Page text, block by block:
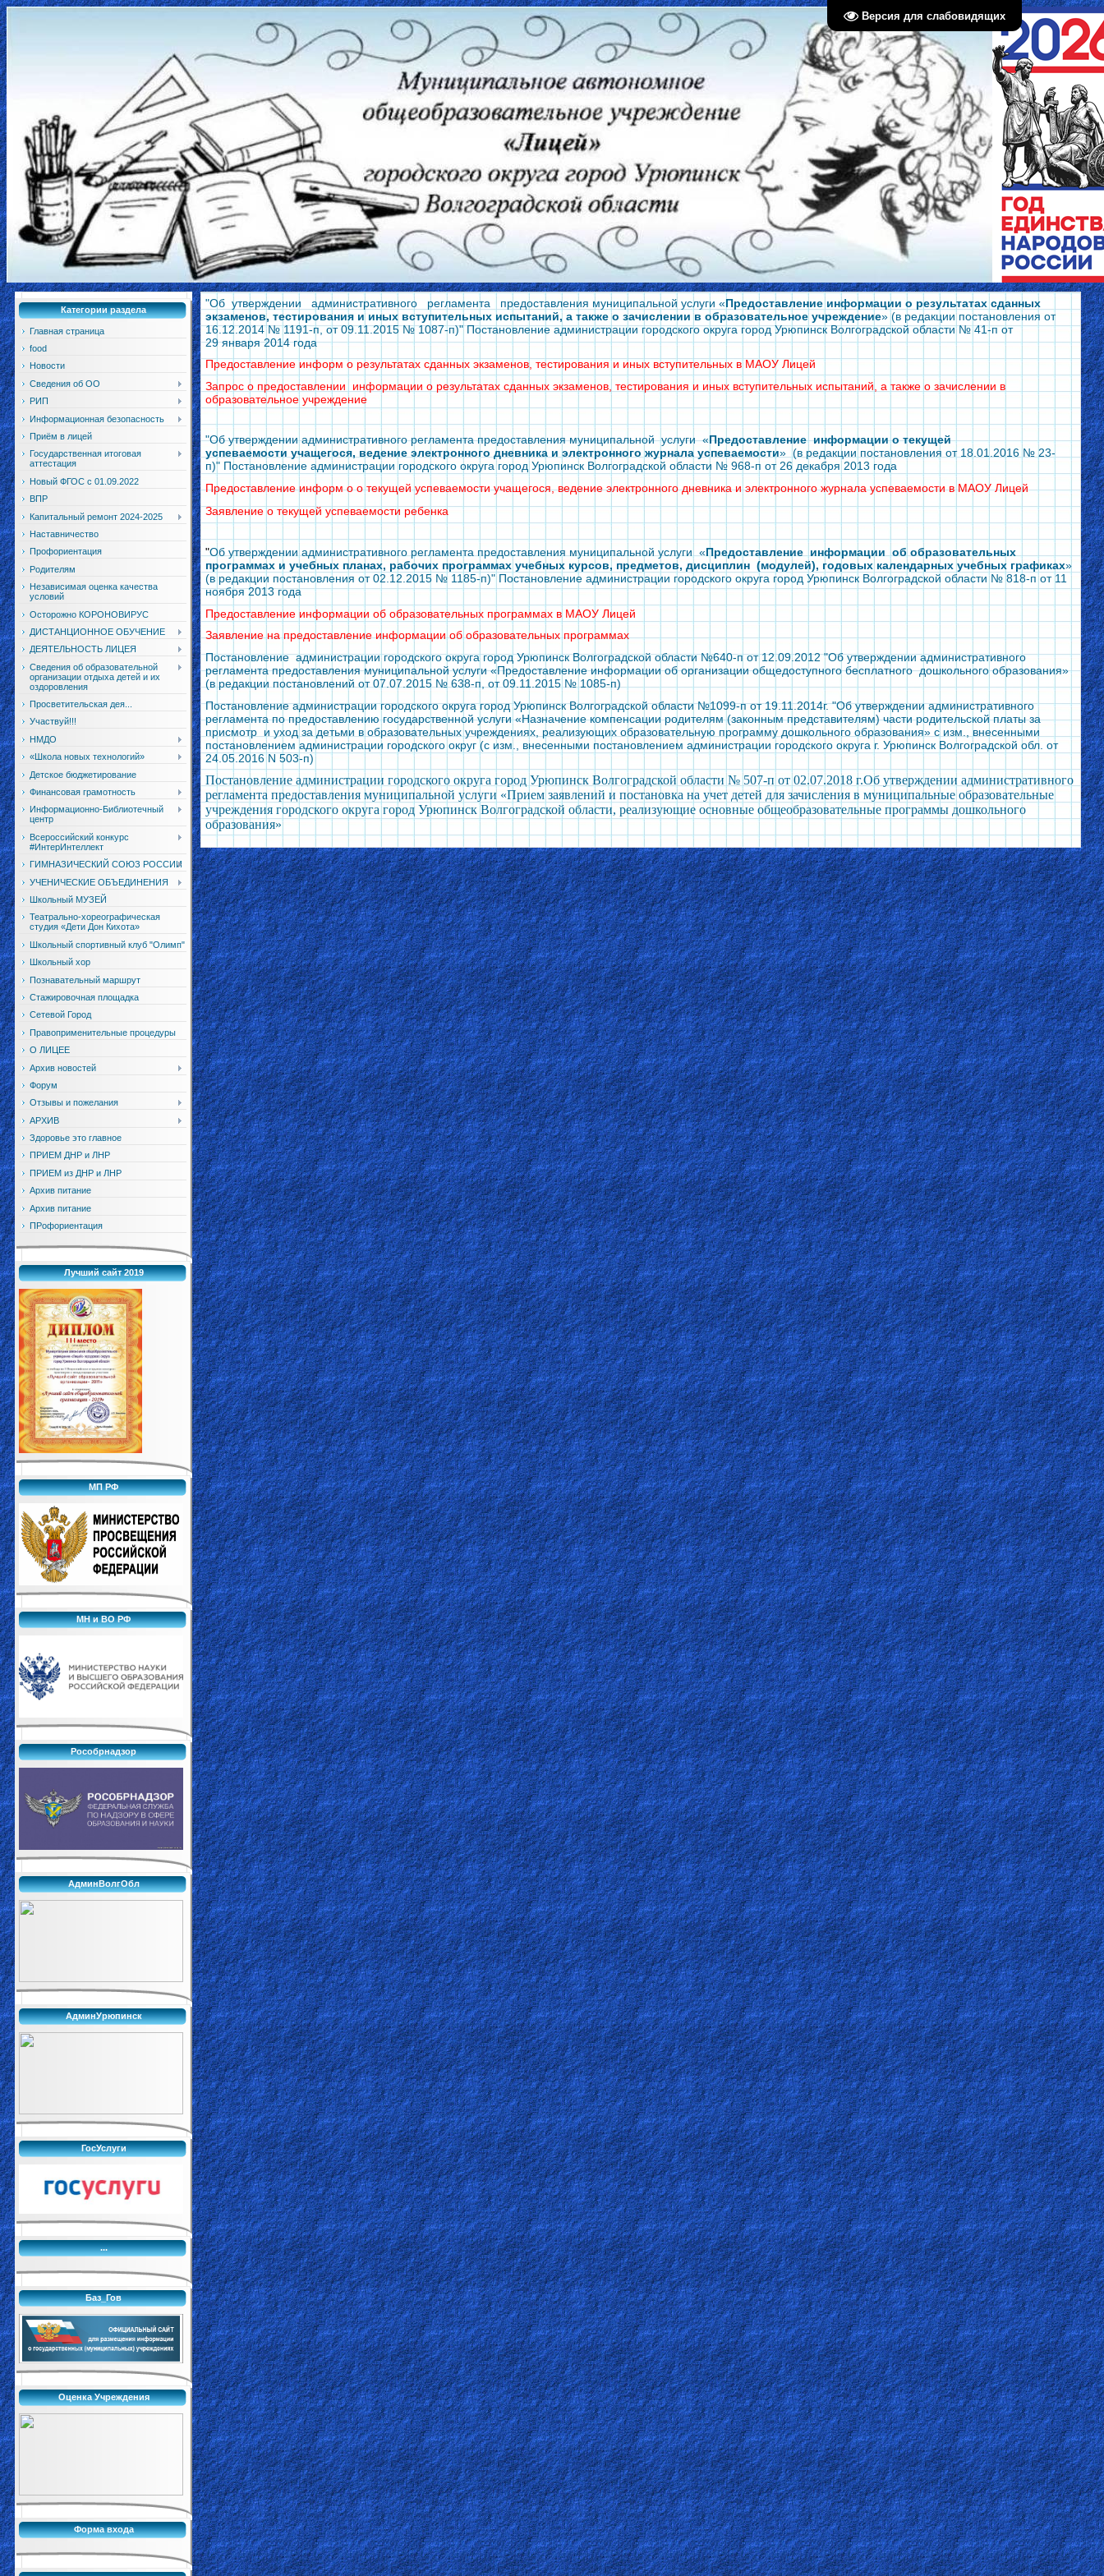
Версия для слабовидящих
Категории раздела
Главная страница
food
Новости
Сведения об ОО
РИП
Информационная безопасность
Приём в лицей
Государственная итоговая
аттестация
Новый ФГОС с 01.09.2022
ВПР
Капитальный ремонт 2024-2025
Наставничество
Профориентация
Родителям
Независимая оценка качества
условий
Осторожно КОРОНОВИРУС
ДИСТАНЦИОННОЕ ОБУЧЕНИЕ
ДЕЯТЕЛЬНОСТЬ ЛИЦЕЯ
Сведения об образовательной
организации отдыха детей и их
оздоровления
Просветительская дея...
Участвуй!!!
НМДО
«Школа новых технологий»
Детское бюджетирование
Финансовая грамотность
Информационно-Библиотечный
центр
Всероссийский конкурс
#ИнтерИнтеллект
ГИМНАЗИЧЕСКИЙ СОЮЗ РОССИИ
УЧЕНИЧЕСКИЕ ОБЪЕДИНЕНИЯ
Школьный МУЗЕЙ
Театрально-хореографическая
студия «Дети Дон Кихота»
Школьный спортивный клуб "Олимп"
Школьный хор
Познавательный маршрут
Стажировочная площадка
Сетевой Город
Правоприменительные процедуры
О ЛИЦЕЕ
Архив новостей
Форум
Отзывы и пожелания
АРХИВ
Здоровье это главное
ПРИЕМ ДНР и ЛНР
ПРИЕМ из ДНР и ЛНР
Архив питание
Архив питание
ПРофориентация
Лучший сайт 2019
МП РФ
МН и ВО РФ
Рособрнадзор
АдминВолгОбл
АдминУрюпинск
ГосУслуги
...
Баз_Гов
Оценка Учреждения
Форма входа
"Об утверждении административного регламента предоставления муниципальной услуги «Предоставление информации о результатах сданных
экзаменов, тестирования и иных вступительных испытаний, а также о зачислении в образовательное учреждение» (в редакции постановления от
16.12.2014 № 1191-п, от 09.11.2015 № 1087-п)" Постановление администрации городского округа город Урюпинск Волгоградской области № 41-п от
29 января 2014 года
Предоставление информ о результатах сданных экзаменов, тестирования и иных вступительных в МАОУ Лицей
Запрос о предоставлении информации о результатах сданных экзаменов, тестирования и иных вступительных испытаний, а также о зачислении в
образовательное учреждение
"Об утверждении административного регламента предоставления муниципальной услуги «Предоставление информации о текущей
успеваемости учащегося, ведение электронного дневника и электронного журнала успеваемости» (в редакции постановления от 18.01.2016 № 23-
п)" Постановление администрации городского округа город Урюпинск Волгоградской области № 968-п от 26 декабря 2013 года
Предоставление информ о о текущей успеваемости учащегося, ведение электронного дневника и электронного журнала успеваемости в МАОУ Лицей
Заявлениео текущей успеваемости ребенка
"Об утверждении административного регламента предоставления муниципальной услуги «Предоставление информации об образовательных
программах и учебных планах, рабочих программах учебных курсов, предметов, дисциплин (модулей), годовых календарных учебных графиках»
(в редакции постановления от 02.12.2015 № 1185-п)" Постановление администрации городского округа город Урюпинск Волгоградской области № 818-п от 11
ноября 2013 года
Предоставление информации об образовательных программах в МАОУ Лицей
Заявление на предоставление информации об образовательных программах
Постановление администрации городского округа город Урюпинск Волгоградской области №640-п от 12.09.2012 "Об утверждении административного
регламента предоставления муниципальной услуги «Предоставление информации об организации общедоступного бесплатного дошкольного образования»
(в редакции постановлений от 07.07.2015 № 638-п, от 09.11.2015 № 1085-п)
Постановление администрации городского округа город Урюпинск Волгоградской области №1099-п от 19.11.2014г. "Об утверждении административного
регламента по предоставлению государственной услуги «Назначение компенсации родителям (законным представителям) части родительской платы за
присмотр и уход за детьми в образовательных учреждениях, реализующих образовательную программу дошкольного образования» с изм., внесенными
постановлением администрации городского округ (с изм., внесенными постановлением администрации городского округа г. Урюпинск Волгоградской обл. от
24.05.2016 N 503-п)
Постановление администрации городского округа город Урюпинск Волгоградской области № 507-п от 02.07.2018 г.Об утверждении административного
регламента предоставления муниципальной услуги «Прием заявлений и постановка на учет детей для зачисления в муниципальные образовательные
учреждения городского округа город Урюпинск Волгоградской области, реализующие основные общеобразовательные программы дошкольного
образования»